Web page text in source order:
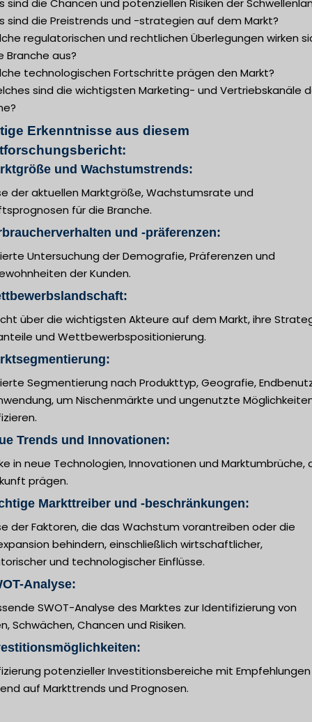
sind die Preistrends und -strategien auf dem Markt?
regulatorischen und rechtlichen Überlegungen wirken
Branche aus?
technologischen Fortschritte prägen den Markt?
sind die wichtigsten Marketing- und Vertriebskanäle
Erkenntnisse aus diesem
und Wachstumstrends:
der aktuellen Marktgröße, Wachstumsrate und
für die Branche.
und -präferenzen:
Untersuchung der Demografie, Präferenzen und
der Kunden.
über die wichtigsten Akteure auf dem Markt, ihre
und Wettbewerbspositionierung.
Segmentierung nach Produkttyp, Geografie,
um Nischenmärkte und ungenutzte
Trends und Innovationen:
in neue Technologien, Innovationen und Marktumbrüche,
prägen.
Markttreiber und -beschränkungen:
der Faktoren, die das Wachstum vorantreiben oder die
behindern, einschließlich wirtschaftlicher,
und technologischer Einflüsse.
Analyse:
SWOT-Analyse des Marktes zur Identifizierung von
Schwächen, Chancen und Risiken.
potenzieller Investitionsbereiche mit Empfehlungen
auf Markttrends und Prognosen.